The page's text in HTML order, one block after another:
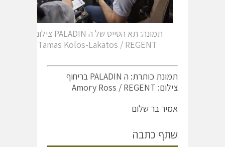
תמונה: תא הטייס של ה PALADIN צילום:
Tamas Kolos-Lakatos / REGENT
תמונת כותרת: ה PALADIN בריחוף
צילום: Amory Ross / REGENT
אמיר בר שלום
שתף כתבה